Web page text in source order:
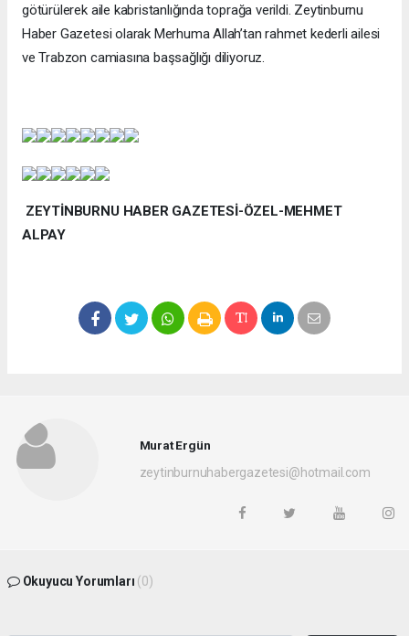
götürülerek aile kabristanlığında toprağa verildi. Zeytinburnu
Haber Gazetesi olarak Merhuma Allah’tan rahmet kederli ailesi
ve Trabzon camiasına başsağlığı diliyoruz.
ZEYTİNBURNU HABER GAZETESİ-ÖZEL-MEHMET
ALPAY
Murat Ergün
zeytinburnuhabergazetesi@hotmail.com
Okuyucu Yorumları (0)